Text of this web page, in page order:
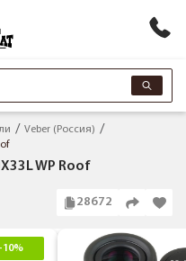
Veber (Россия)
WP Roof
28672
-10%